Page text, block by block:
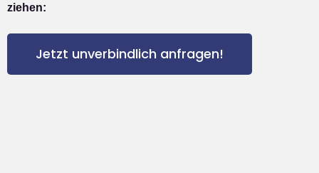
ziehen:
Jetzt unverbindlich anfragen!